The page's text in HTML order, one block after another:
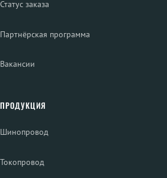
Статус заказа
Партнёрская программа
Вакансии
ПРОДУКЦИЯ
Шинопровод
Токопровод